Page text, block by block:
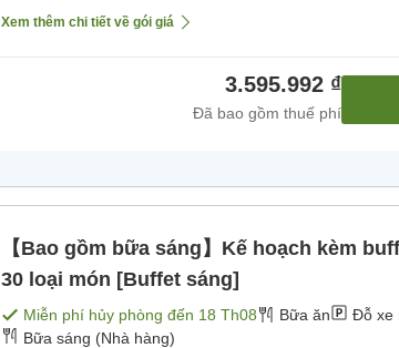
Xem thêm chi tiết về gói giá
3.595.992 ₫
Đã bao gồm thuế phí
【Bao gồm bữa sáng】Kế hoạch kèm
30 loại món [Buffet sáng]
Miễn phí hủy phòng đến 18 Th08 Bữa ăn Đỗ xe
Bữa sáng (Nhà hàng)